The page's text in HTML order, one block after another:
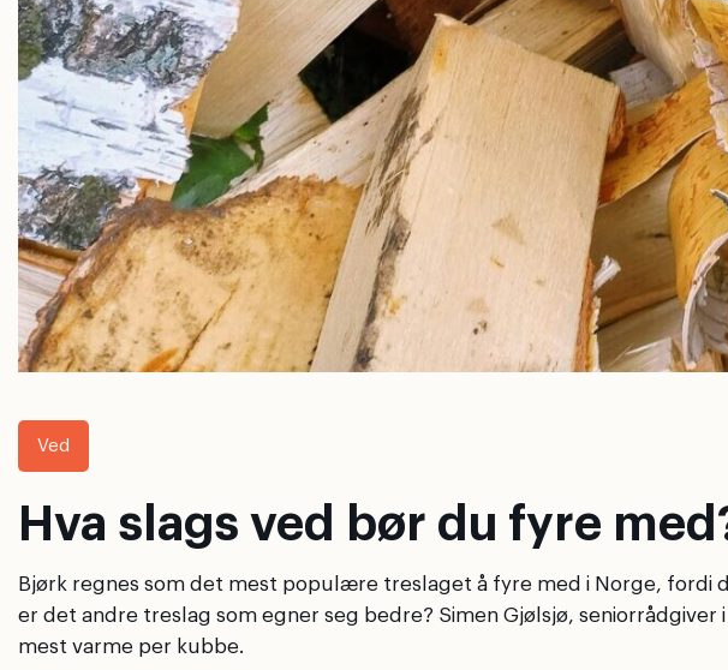
Ved
Hva slags ved bør du fyre
Bjørk regnes som det mest populære treslaget å fyre med i Norge,
er det andre treslag som egner seg bedre? Simen Gjølsjø,
mest varme per kubbe.